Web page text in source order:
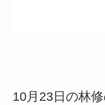
10月23日の林